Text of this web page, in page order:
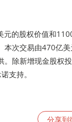
的股权价值和
本次交易由470亿
。除新增现金股权
支持。
分享到